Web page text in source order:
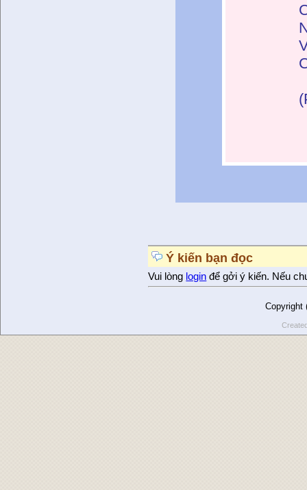
Ý kiến bạn đọc
Vui lòng login để gởi ý kiến. Nếu
Copyright